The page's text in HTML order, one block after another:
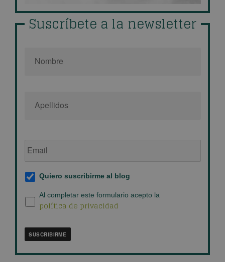
Suscríbete a la newsletter
de
Suscripción
al
blog
*
Quiero suscribirme al blog
Política
de
Al completar este formulario acepto la
política de privacidad
SUSCRIBIRME